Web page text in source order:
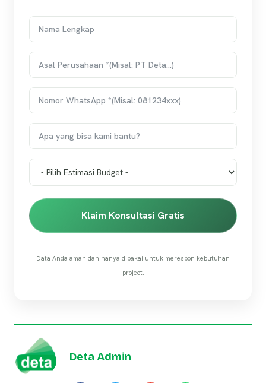
Klaim Konsultasi Gratis
Data Anda aman dan hanya dipakai untuk merespon kebutuhan
project.
Deta Admin